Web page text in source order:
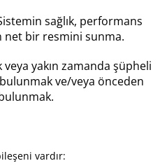
sağlık, performans
net bir resmini sunma.
veya yakın zamanda şüpheli
ve/veya önceden
vardır: